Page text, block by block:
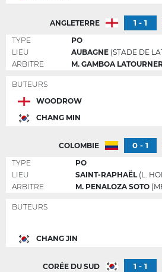
ANGLETERRE 1 - 1
TYPE
PO
LIEU
AUBAGNE (STADE DE
ARBITRE
M. GAMBOA
BUTEURS
WOODROW
CHANG MIN
COLOMBIE 0 - 1
TYPE
PO
LIEU
SAINT-RAPHAËL(L.
ARBITRE
M. PENALOZA SOTO
BUTEURS
CHANG JIN
CORÉE DU SUD 1 - 1